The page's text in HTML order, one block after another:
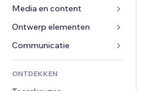
Social media
SEO
Betrokkenheid
Websitevermeldingen
E-mail
Verkoopknoppen
Online cursussen
Print on demand
Boekhouding
Coupons en loyaliteit
Hotels
Evenementen
Restaurants
Vastgoed
Boekingen
Media en content
Galerij
Muziek
Podcasts
Fotografie
Ontwerp elementen
Kaarten en navigatie
Privacy en beveiliging
Ontime
Formulieren
ONTDEKKEN